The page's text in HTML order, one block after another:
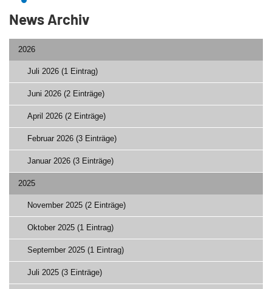
News Archiv
2026
Juli 2026 (1 Eintrag)
Juni 2026 (2 Einträge)
April 2026 (2 Einträge)
Februar 2026 (3 Einträge)
Januar 2026 (3 Einträge)
2025
November 2025 (2 Einträge)
Oktober 2025 (1 Eintrag)
September 2025 (1 Eintrag)
Juli 2025 (3 Einträge)